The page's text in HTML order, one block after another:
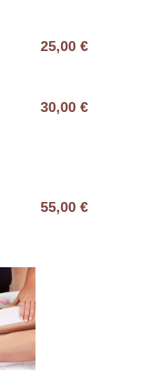
25,00 €
30,00 €
55,00 €